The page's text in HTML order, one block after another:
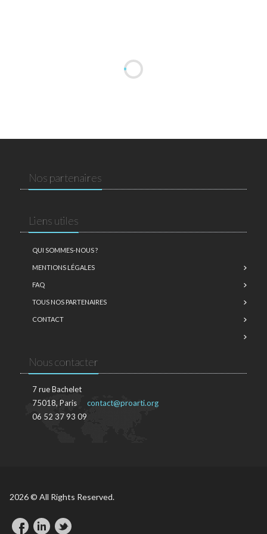
Nos partenaires
Liens utiles
QUI SOMMES-NOUS ?
MENTIONS LÉGALES
FAQ
TOUS NOS PARTENAIRES
CONTACT
Nous contacter
7 rue Bachelet
75018, Paris
06 52 37 93 09
contact@proarti.org
2026 © All Rights Reserved.